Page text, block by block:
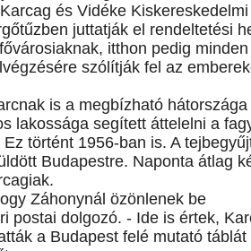
és Vidéke
juttatják el rendeltetési
itthon pedig minden
szólítják fel az
is a megbízható
lakossága segített áttelelni a
történt 1956-ban is. A
Budapestre. Naponta átlag
Záhonynál özönlenek be
postai dolgozó. - Ide is értek,
a Budapest felé mutató táblát